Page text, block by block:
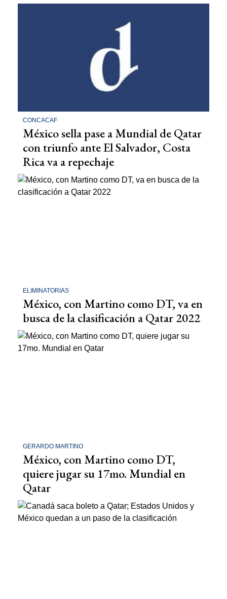
CONCACAF
México sella pase a Mundial de Qatar
con triunfo ante El Salvador, Costa
Rica va a repechaje
ELIMINATORIAS
México, con Martino como DT, va en
busca de la clasificación a Qatar 2022
GERARDO MARTINO
México, con Martino como DT,
quiere jugar su 17mo. Mundial en
Qatar